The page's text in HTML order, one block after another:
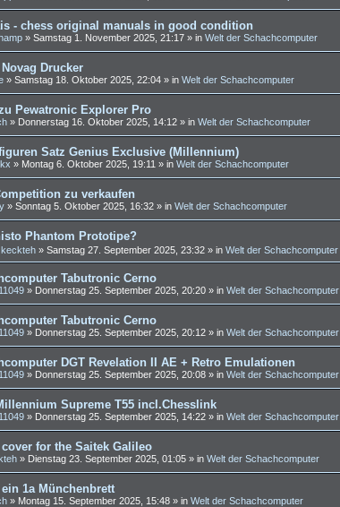
- chess original manuals in good condition
» Samstag 1. November 2025, 21:17 » in Welt der Schachcomputer
Drucker
» Samstag 18. Oktober 2025, 22:04 » in Welt der Schachcomputer
Pewatronic Explorer Pro
» Donnerstag 16. Oktober 2025, 14:12 » in Welt der Schachcomputer
Satz Genius Exclusive (Millennium)
» Montag 6. Oktober 2025, 19:11 » in Welt der Schachcomputer
zu verkaufen
» Sonntag 5. Oktober 2025, 16:32 » in Welt der Schachcomputer
Phantom Prototipe?
keckteh » Samstag 27. September 2025, 23:32 » in Welt der Schachcomputer
Tabutronic Cerno
» Donnerstag 25. September 2025, 20:20 » in Welt der Schachcomputer
Tabutronic Cerno
» Donnerstag 25. September 2025, 20:12 » in Welt der Schachcomputer
DGT Revelation II AE + Retro Emulationen
» Donnerstag 25. September 2025, 20:08 » in Welt der Schachcomputer
Supreme T55 incl.Chesslink
» Donnerstag 25. September 2025, 14:22 » in Welt der Schachcomputer
for the Saitek Galileo
» Dienstag 23. September 2025, 01:05 » in Welt der Schachcomputer
1a Münchenbrett
» Montag 15. September 2025, 15:48 » in Welt der Schachcomputer